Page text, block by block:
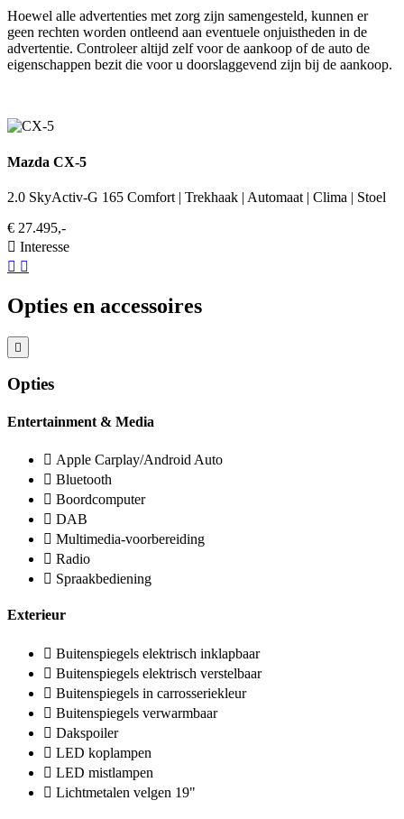
Hoewel alle advertenties met zorg zijn samengesteld, kunnen er
geen rechten worden ontleend aan eventuele onjuistheden in de
advertentie. Controleer altijd zelf voor de aankoop of de auto de
eigenschappen bezit die voor u doorslaggevend zijn bij de aankoop.
Mazda CX-5
2.0 SkyActiv-G 165 Comfort | Trekhaak | Automaat | Clima | Stoel
€ 27.495,-
Interesse
Opties en accessoires
Opties
Entertainment & Media
Apple Carplay/Android Auto
Bluetooth
Boordcomputer
DAB
Multimedia-voorbereiding
Radio
Spraakbediening
Exterieur
Buitenspiegels elektrisch inklapbaar
Buitenspiegels elektrisch verstelbaar
Buitenspiegels in carrosseriekleur
Buitenspiegels verwarmbaar
Dakspoiler
LED koplampen
LED mistlampen
Lichtmetalen velgen 19"